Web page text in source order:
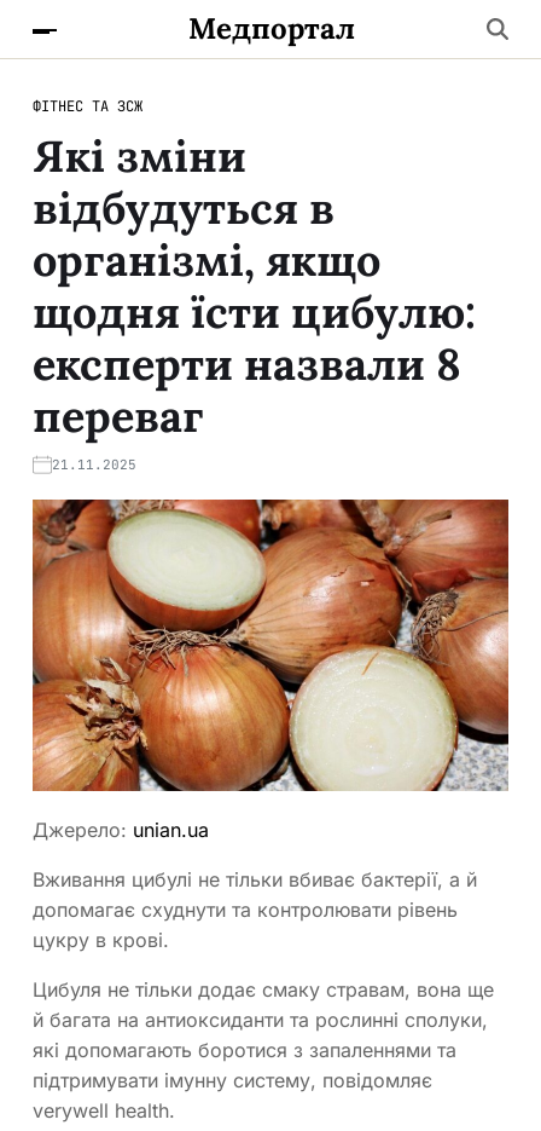
Медпортал
ФІТНЕС ТА ЗСЖ
Які зміни
відбудуться в
організмі, якщо
щодня їсти цибулю:
експерти назвали 8
переваг
21.11.2025
Джерело: unian.ua
Вживання цибулі не тільки вбиває бактерії, а й
допомагає схуднути та контролювати рівень
цукру в крові.
Цибуля не тільки додає смаку стравам, вона ще
й багата на антиоксиданти та рослинні сполуки,
які допомагають боротися з запаленнями та
підтримувати імунну систему, повідомляє
verywell health.